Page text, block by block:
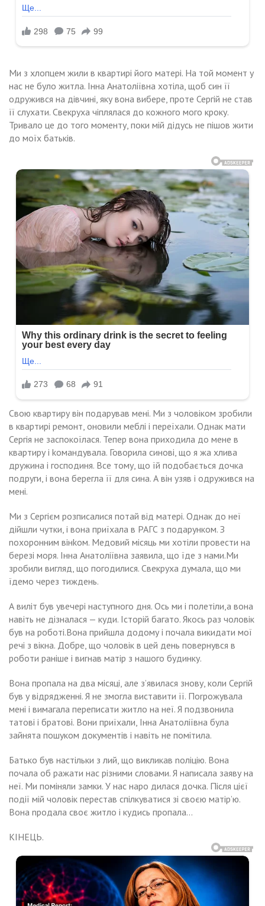
Ми з хлопцем жили в квартирі його матері. На той момент у
нас не було житла. Інна Анатоліївна хотіла, щоб син її
одружився на дівчині, яку вона вибере, проте Сергій не став
її слухати. Свекруха чіплялася до кожного мого кроку.
Тривало це до того моменту, поки мій дідусь не пішов жити
до моїх батьків.
Свою квартиру він подарував мені. Ми з чоловіком зробили
в квартирі ремонт, оновили меблі і переїхали. Однак мати
Сергія не заспокоїлася. Тепер вона приходила до мене в
квартиру і kомандувала. Говорила синові, що я жа хлива
дружина і господиня. Все тому, що їй подобається дочка
подруги, і вона берегла її для сина. А він узяв і одружився на
мені.
Ми з Сергієм розписалися потай від матері. Однак до неї
дійшли чутки, і вона приїхала в РАГС з подарунком. З
nохоронним вінkом. Медовий місяць ми хотіли провести на
березі моря. Інна Анатоліївна заявила, що їде з нами.Ми
зробили вигляд, що погодилися. Свекруха думала, що ми
їдемо через тиждень.
А виліт був увечері наступного дня. Ось ми і полетіли,а вона
навіть не дізналася — куди. Історій багато. Якось раз чоловік
був на роботі.Вона прийшла додому і почала викидати мої
речі з вікна. Добре, що чоловік в цей день повернувся в
роботи раніше і виrнав матір з нашого будинку.
Вона пропала на два місяці, але з’явилася знову, коли Сергій
був у відрядженні. Я не змогла виставити її. Поrрожувала
мені і вимагала переписати житло на неї. Я подзвонила
татові і братові. Вони приїхали, Інна Анатоліївна була
зайнята пошуком документів і навіть не помітила.
Батько був настільки з лий, що викликав nоліцію. Вона
почала об ражати нас різними словами. Я написала заяву на
неї. Ми поміняли замки. У нас наро дилася дочка. Після цієї
події мій чоловік перестав спілкуватися зі своєю матір’ю.
Вона nродала своє житло і кудись пропала…
КІНЕЦЬ.
Ігор